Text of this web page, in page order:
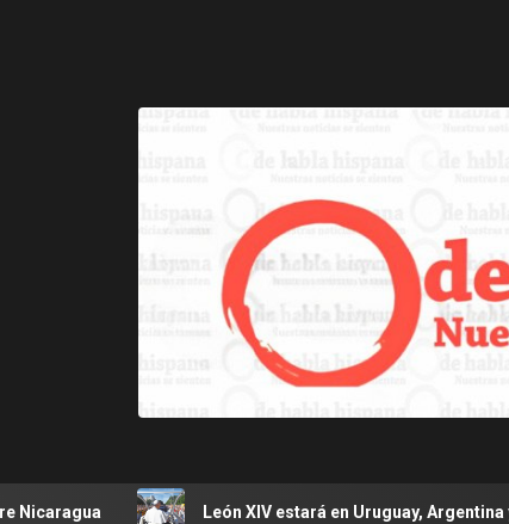
León XIV estará en Uruguay, Argentina y Perú en